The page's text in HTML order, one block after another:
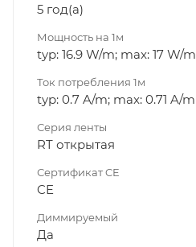
5 год(а)
Мощность на 1м
typ: 16.9 W/m; max: 17 W/m
Ток потребления 1м
typ: 0.7 A/m; max: 0.71 A/m
Серия ленты
RT открытая
Сертификат CE
CE
Диммируeмый
Да